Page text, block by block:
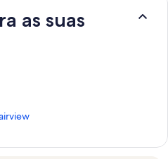
as suas